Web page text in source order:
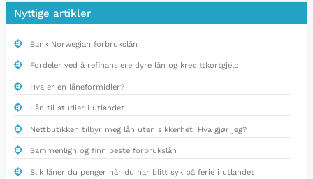
Nyttige artikler
Bank Norwegian forbrukslån
Fordeler ved å refinansiere dyre lån og kredittkortgjeld
Hva er en låneformidler?
Lån til studier i utlandet
Nettbutikken tilbyr meg lån uten sikkerhet. Hva gjør jeg?
Sammenlign og finn beste forbrukslån
Slik låner du penger når du har blitt syk på ferie i utlandet